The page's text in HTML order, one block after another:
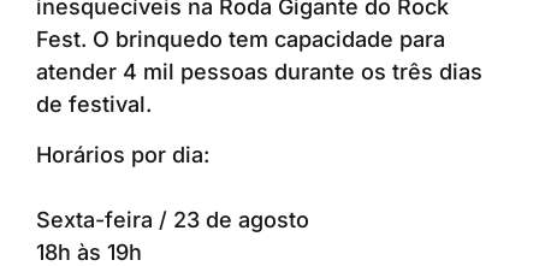
inesquecíveis na Roda Gigante do Rock
Fest. O brinquedo tem capacidade para
atender 4 mil pessoas durante os três dias
de festival.
Horários por dia:
Sexta-feira / 23 de agosto
18h às 19h